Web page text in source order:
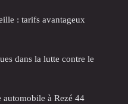
: tarifs avantageux
dans la lutte contre le
à Rezé 44